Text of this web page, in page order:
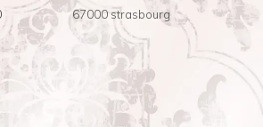
67000 strasbourg